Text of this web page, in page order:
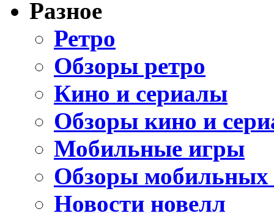
Разное
Ретро
Обзоры ретро
Кино и сериалы
Обзоры кино и
Мобильные игры
Обзоры мобильных
Новости новелл